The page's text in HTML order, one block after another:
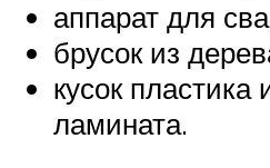
аппарат для
брусок из
кусок пластика
ламината.